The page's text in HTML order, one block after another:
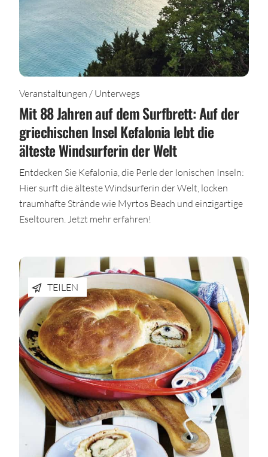
Veranstaltungen / Unterwegs
Mit 88 Jahren auf dem Surfbrett: Auf der
griechischen Insel Kefalonia lebt die
älteste Windsurferin der Welt
Entdecken Sie Kefalonia, die Perle der Ionischen Inseln:
Hier surft die älteste Windsurferin der Welt, locken
traumhafte Strände wie Myrtos Beach und einzigartige
Eseltouren. Jetzt mehr erfahren!
TEILEN